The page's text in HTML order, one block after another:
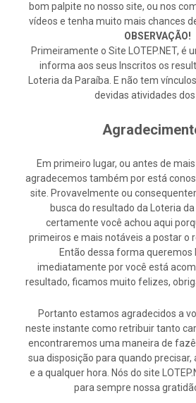
bom palpite no nosso site, ou nos
vídeos e tenha muito mais chances
OBSERVAÇÃO!
Primeiramente o Site LOTEP.NET, é
informa aos seus Inscritos os
Loteria da Paraíba. E não tem
devidas atividades
Em primeiro lugar, ou antes de
agradecemos também por está
site. Provavelmente ou
busca do resultado da Loteria
certamente você achou aqui
primeiros e mais notáveis a postar o
Então dessa forma queremos
imediatamente por você está
resultado, ficamos muito felizes,
Portanto estamos agradecidos a
neste instante como retribuir tanto
encontraremos uma maneira de
sua disposição para quando
e a qualquer hora. Nós do site
para sempre nossa